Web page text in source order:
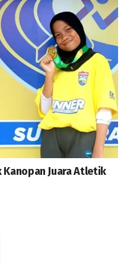
Kanopan Juara Atletik